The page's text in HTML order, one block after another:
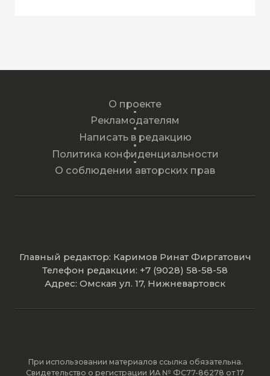
О проекте
Рекламодателям
Написать в редакцию
Политика конфиденциальности
О соблюдении авторских прав
Главный редактор: Каримов Ринат Фиргатович
Телефон редакции: +7 (9028) 58-58-58
Адрес: Омская ул. 17, Нижневартовск
При использовании материалов ссылка обязательна.
Свидетельство о регистрации ИА № ФС77-86278 от 17